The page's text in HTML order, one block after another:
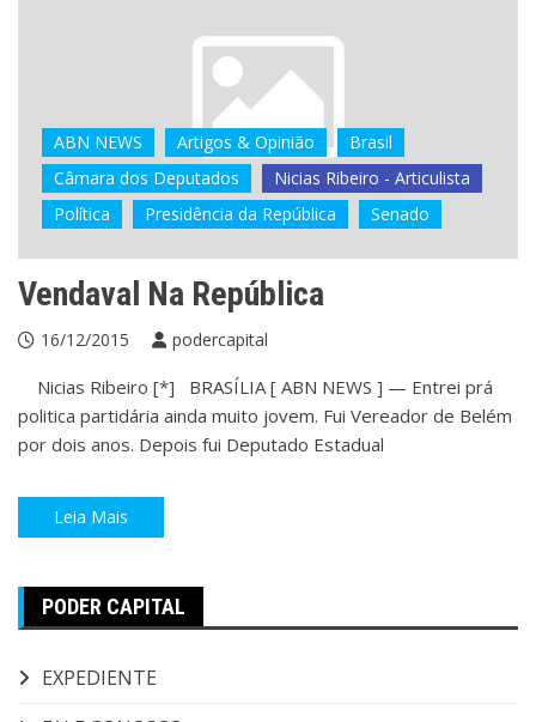
ABN NEWS Artigos & Opinião
Brasil
Câmara dos Deputados
Nicias Ribeiro - Articulista
Política
Presidência da República Senado
Vendaval Na República
16/12/2015 podercapital
Nicias Ribeiro [*] BRASÍLIA [ ABN NEWS ] — Entrei prá
politica partidária ainda muito jovem. Fui Vereador de Belém
por dois anos. Depois fui Deputado Estadual
Leia Mais
PODER CAPITAL
EXPEDIENTE